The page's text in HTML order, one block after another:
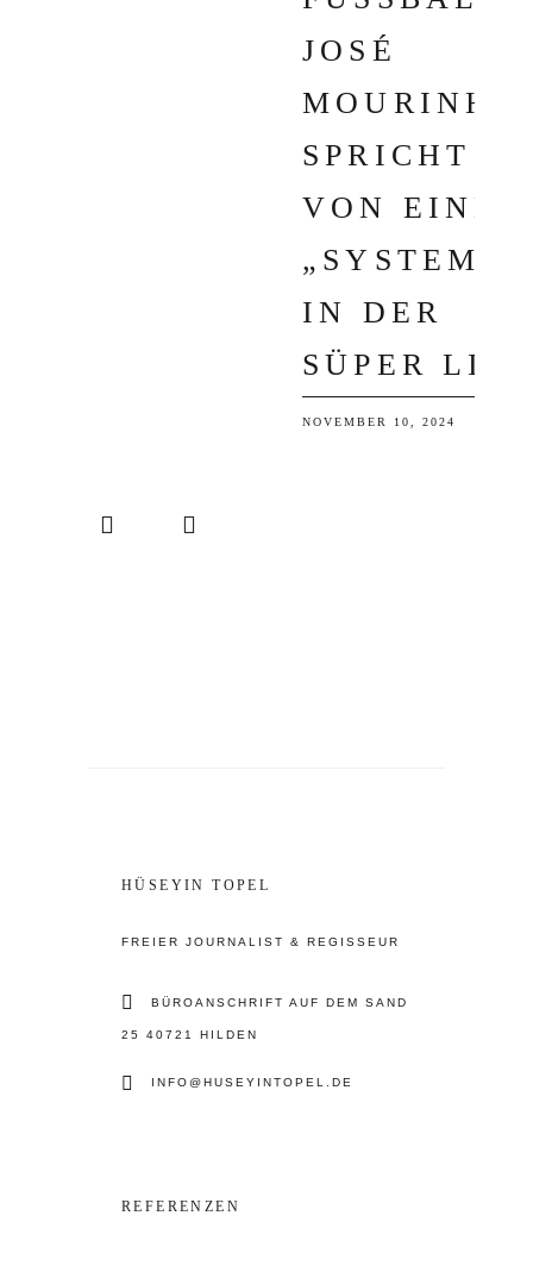
OSÉ M
OURINHO S
PRICHT V
ON EINEM „
SYSTEM“ I
N DER S
ÜPER LIG
NOVEMBER 10, 2024
HÜSEYIN TOPEL
FREIER JOURNALIST & REGISSEUR
BÜROANSCHRIFT AUF DEM SAND
25 40721 HILDEN
INFO@HUSEYINTOPEL.DE
REFERENZEN